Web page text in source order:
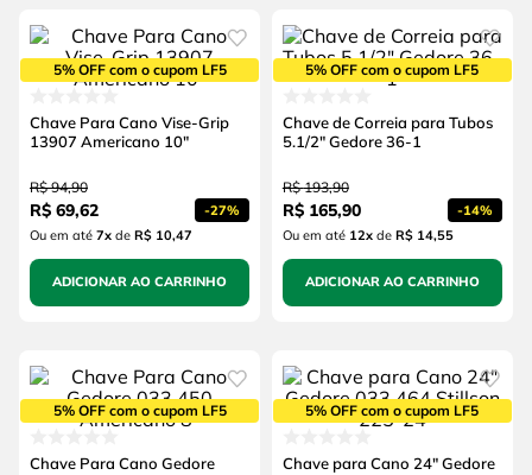
5% OFF com o cupom LF5
Chave Para Cano Vise-Grip
13907 Americano 10"
R$ 94,90
R$ 69,62 -27%
Ou em até 7xde R$ 10,47
ADICIONAR AO CARRINHO
5% OFF com o cupom LF5
Chave de Correia para Tubos
5.1/2" Gedore 36-1
R$ 193,90
R$ 165,90 -14%
Ou em até 12xde R$ 14,55
ADICIONAR AO CARRINHO
5% OFF com o cupom LF5
Chave Para Cano Gedore
5% OFF com o cupom LF5
Chave para Cano 24" Gedore